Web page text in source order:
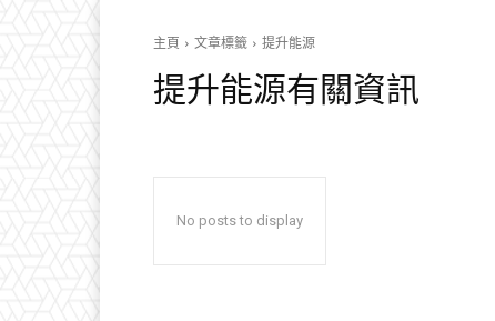
主頁 文章標籤 提升能源
提升能源有關資訊
No posts to display